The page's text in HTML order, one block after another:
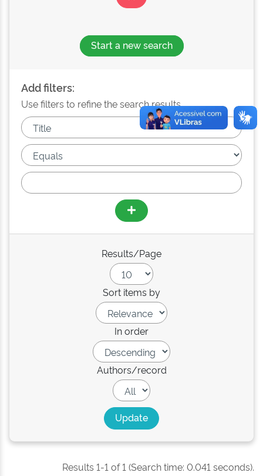
Start a new search
Add filters:
Use filters to refine the search results.
Results/Page
Sort items by
In order
Authors/record
Results 1-1 of 1 (Search time: 0.041 seconds).